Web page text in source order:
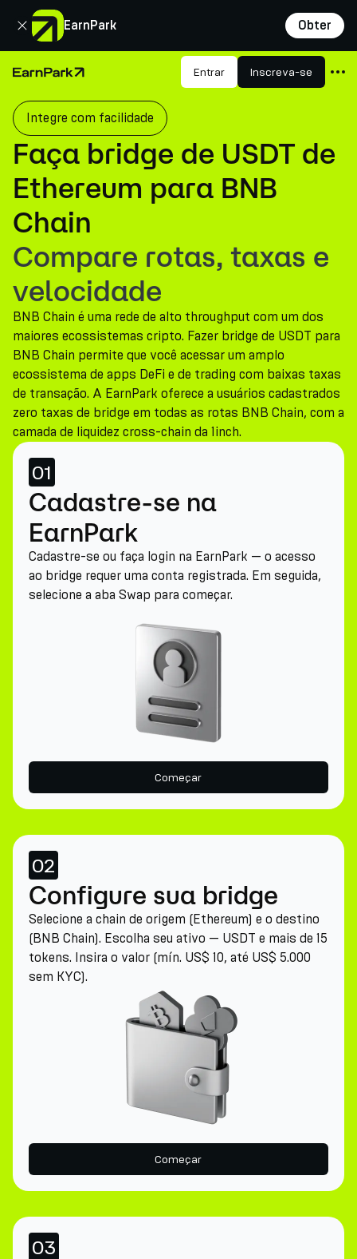
EarnPark Obter
Fechar
Página Inicial Entrar Inscreva-se
Produtos
Mercados
Calculadoras
PARK Token
Recursos
Empresa
Integre com facilidade
Faça bridge de USDT de
Ethereum para BNB
Chain
Compare rotas, taxas e
velocidade
BNB Chain é uma rede de alto throughput com um dos
maiores ecossistemas cripto. Fazer bridge de USDT para
BNB Chain permite que você acessar um amplo
ecossistema de apps DeFi e de trading com baixas taxas
de transação. A EarnPark oferece a usuários cadastrados
zero taxas de bridge em todas as rotas BNB Chain, com a
camada de liquidez cross-chain da 1inch.
01
Cadastre-se na
EarnPark
Cadastre-se ou faça login na EarnPark — o acesso
ao bridge requer uma conta registrada. Em seguida,
selecione a aba Swap para começar.
Começar
02
Configure sua bridge
Selecione a chain de origem (Ethereum) e o destino
(BNB Chain). Escolha seu ativo — USDT e mais de 15
tokens. Insira o valor (mín. US$ 10, até US$ 5.000
sem KYC).
Começar
03